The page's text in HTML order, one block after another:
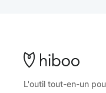
L'outil tout-en-un